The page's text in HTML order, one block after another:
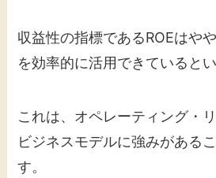
収益性の指標であるROEはや
を効率的に活用できているとい
これは、オペレーティング・
ビジネスモデルに強みがある
す。